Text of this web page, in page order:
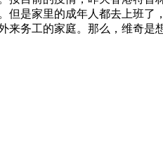
但是家里的成年人都去上班
来务工的家庭。那么，维奇